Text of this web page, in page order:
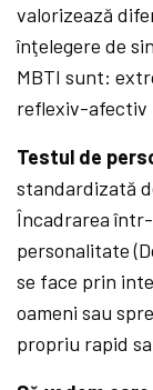
valorizează
înţelegere de
MBTI sunt:
reflexiv-afectiv
Testul de
standardizată
Încadrarea
personalitate
se face prin
oameni sau
propriu rapid